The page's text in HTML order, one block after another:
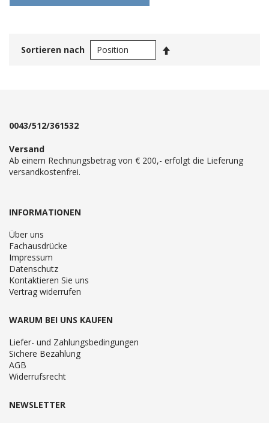
Sortieren nach
0043/512/361532
Versand
Ab einem Rechnungsbetrag von € 200,- erfolgt die Lieferung
versandkostenfrei.
INFORMATIONEN
Über uns
Fachausdrücke
Impressum
Datenschutz
Kontaktieren Sie uns
Vertrag widerrufen
WARUM BEI UNS KAUFEN
Liefer- und Zahlungsbedingungen
Sichere Bezahlung
AGB
Widerrufsrecht
NEWSLETTER